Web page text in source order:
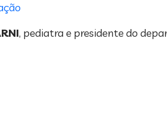
, pediatra e presidente do